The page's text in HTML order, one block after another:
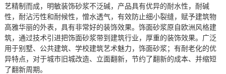
艺精制而成，明敏装饰砂浆不泛碱，产品具有优异的耐水性，耐碱
性，耐沾污性和耐候性，憎水透气，有效防止细小裂缝，赋予建筑物
高雅华丽的外表，具有非常好的装饰效果。饰面砂浆原自欧洲风格建
筑，通过技术引进把饰面砂浆带到建筑行业，厚重的装饰效果。广泛
用于别墅、公共建筑、学校建筑艺术魅力，饰面砂浆；有耐老化的优
异特点，对于城市旧城改造、立面翻新，节约了翻新的成本、并缩短
了翻新周期。